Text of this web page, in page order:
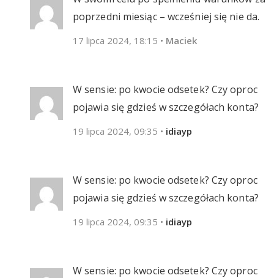
poprzedni miesiąc – wcześniej się nie da.
17 lipca 2024, 18:15 • Maciek
W sensie: po kwocie odsetek? Czy oproc
pojawia się gdzieś w szczegółach konta?
19 lipca 2024, 09:35 • idiayp
W sensie: po kwocie odsetek? Czy oproc
pojawia się gdzieś w szczegółach konta?
19 lipca 2024, 09:35 • idiayp
W sensie: po kwocie odsetek? Czy oproc